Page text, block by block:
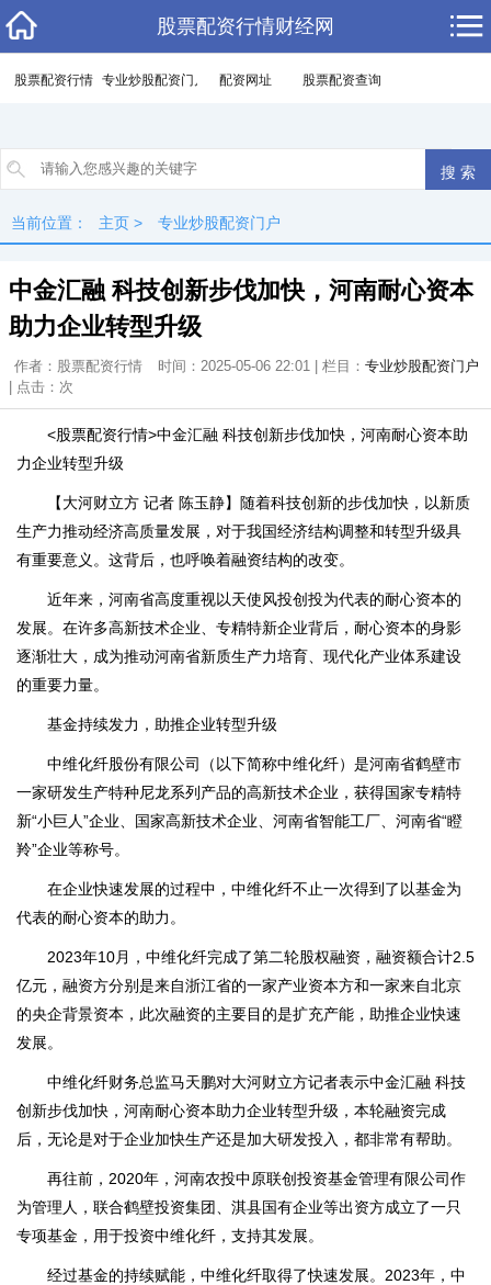
股票配资行情财经网
股票配资行情 专业炒股配资门户 配资网址 股票配资查询
当前位置： 主页 > 专业炒股配资门户
中金汇融 科技创新步伐加快，河南耐心资本
助力企业转型升级
作者：股票配资行情 时间：2025-05-06 22:01 | 栏目： 专业炒股配资门户
| 点击： 次
<股票配资行情>中金汇融 科技创新步伐加快，河南耐心资本助
力企业转型升级
【大河财立方 记者 陈玉静】随着科技创新的步伐加快，以新质
生产力推动经济高质量发展，对于我国经济结构调整和转型升级具
有重要意义。这背后，也呼唤着融资结构的改变。
近年来，河南省高度重视以天使风投创投为代表的耐心资本的
发展。在许多高新技术企业、专精特新企业背后，耐心资本的身影
逐渐壮大，成为推动河南省新质生产力培育、现代化产业体系建设
的重要力量。
基金持续发力，助推企业转型升级
中维化纤股份有限公司（以下简称中维化纤）是河南省鹤壁市
一家研发生产特种尼龙系列产品的高新技术企业，获得国家专精特
新“小巨人”企业、国家高新技术企业、河南省智能工厂、河南省“瞪
羚”企业等称号。
在企业快速发展的过程中，中维化纤不止一次得到了以基金为
代表的耐心资本的助力。
2023年10月，中维化纤完成了第二轮股权融资，融资额合计2.5
亿元，融资方分别是来自浙江省的一家产业资本方和一家来自北京
的央企背景资本，此次融资的主要目的是扩充产能，助推企业快速
发展。
中维化纤财务总监马天鹏对大河财立方记者表示中金汇融 科技
创新步伐加快，河南耐心资本助力企业转型升级，本轮融资完成
后，无论是对于企业加快生产还是加大研发投入，都非常有帮助。
再往前，2020年，河南农投中原联创投资基金管理有限公司作
为管理人，联合鹤壁投资集团、淇县国有企业等出资方成立了一只
专项基金，用于投资中维化纤，支持其发展。
经过基金的持续赋能，中维化纤取得了快速发展。2023年，中